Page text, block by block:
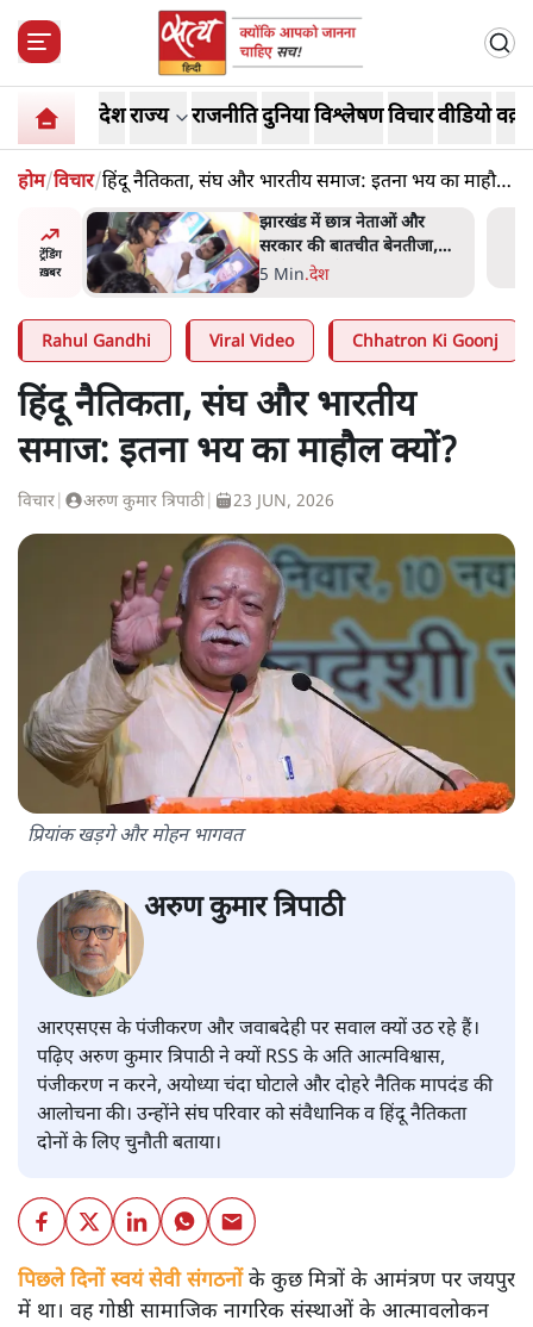
देशराज्य राजनीतिदुनियाविश्लेषणविचारवीडियो
होम/विचार/हिंदू नैतिकता, संघ और भारतीय समाज: इतना भय का माहौल
क्यों?
ट्रेंडिंग
ख़बर
' अंडों
सेनानी
झारखंड में छात्र नेताओं और
सरकार की बातचीत बेनतीजा,
आंदोलन जारी
5 Min.देश
Rahul Gandhi Viral Video Chhatron Ki Goonj
हिंदू नैतिकता, संघ और भारतीय
समाज: इतना भय का माहौल क्यों?
विचार अरुण कुमार त्रिपाठी 23 JUN, 2026
प्रियांक खड़गे और मोहन भागवत
अरुण कुमार त्रिपाठी
आरएसएस के पंजीकरण और जवाबदेही पर सवाल क्यों उठ रहे हैं।
पढ़िए अरुण कुमार त्रिपाठी ने क्यों RSS के अति आत्मविश्वास,
पंजीकरण न करने, अयोध्या चंदा घोटाले और दोहरे नैतिक मापदंड की
आलोचना की। उन्होंने संघ परिवार को संवैधानिक व हिंदू नैतिकता
दोनों के लिए चुनौती बताया।
पिछले दिनों स्वयं सेवी संगठनोंके कुछ मित्रों के आमंत्रण पर जयपुर
में था। वह गोष्ठी सामाजिक नागरिक संस्थाओं के आत्मावलोकन